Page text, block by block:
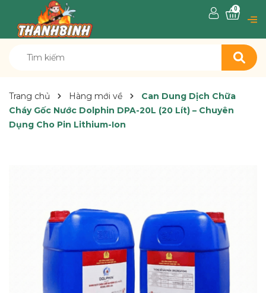
0
Trang chủ Hàng mới về
Can Dung Dịch Chữa
Cháy Gốc Nước Dolphin DPA-20L (20 Lít) – Chuyên
Dụng Cho Pin Lithium-Ion